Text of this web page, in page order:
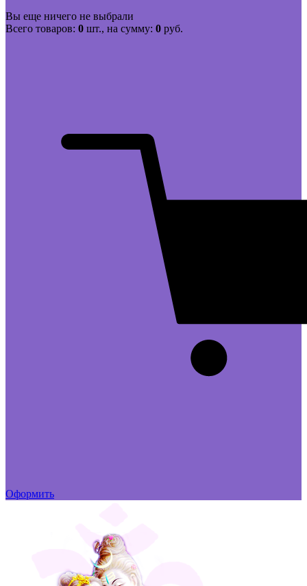
Вы еще ничего не выбрали
Всего товаров: 0 шт., на сумму: 0 руб.
Оформить